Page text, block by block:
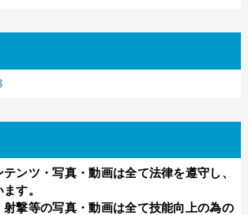
テンツ・写真・動画は全て法律を遵守し、
す。
撃等の写真・動画は全て技能向上の為の